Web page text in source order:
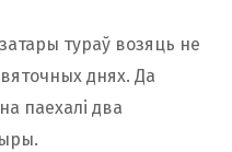
тураў возяць не
днях. Да
паехалі два